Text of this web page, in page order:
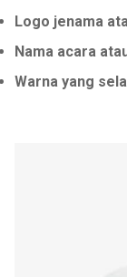
Logo jenama
Nama acara
Warna yang